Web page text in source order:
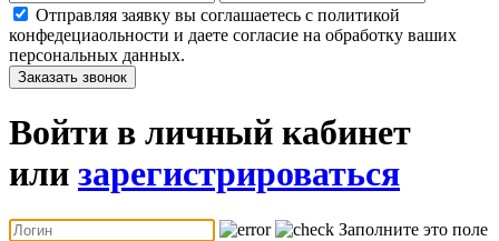
Отправляя заявку вы соглашаетесь с политикой
конфедециаольности и даете согласие на обработку ваших
персональных данных.
Заказать звонок
Войти в личный кабинет
или зарегистрироваться
Заполните это поле